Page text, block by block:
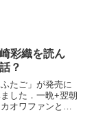
彩織を読ん
？
たご」が発売に
した．一晩+翌朝
オワファンとし